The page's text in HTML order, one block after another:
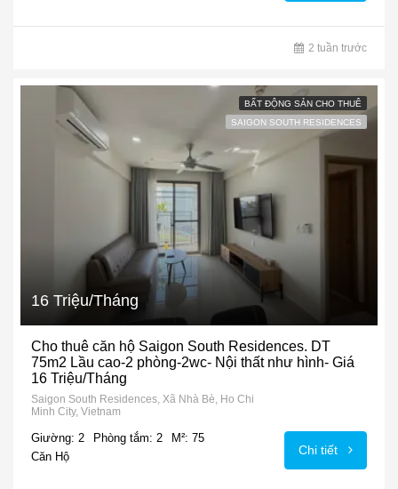
2 tuần trước
BẤT ĐỘNG SẢN CHO THUÊ
SAIGON SOUTH RESIDENCES
16 Triệu/Tháng
Cho thuê căn hộ Saigon South Residences. DT
75m2 Lầu cao-2 phòng-2wc- Nội thất như hình- Giá
16 Triệu/Tháng
Saigon South Residences, Xã Nhà Bè, Ho Chi
Minh City, Vietnam
Giường: 2 Phòng tắm: 2
M²: 75
Căn Hộ
Chi tiết